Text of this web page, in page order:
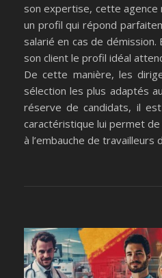
son expertise, cette agence
un profil qui répond
salarié en cas de
son client le profil idéal
De cette manière, les
sélection les plus adaptés
réserve de candidats, il
caractéristique lui permet
à l’embauche de travailleurs